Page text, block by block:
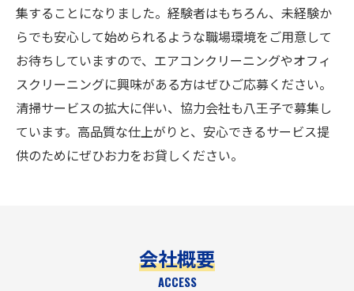
集することになりました。経験者はもちろん、未経験か
らでも安心して始められるような職場環境をご用意して
お待ちしていますので、エアコンクリーニングやオフィ
スクリーニングに興味がある方はぜひご応募ください。
清掃サービスの拡大に伴い、協力会社も八王子で募集し
ています。高品質な仕上がりと、安心できるサービス提
供のためにぜひお力をお貸しください。
会社概要
ACCESS